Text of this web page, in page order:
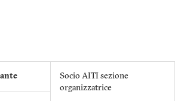
Socio AITI sezione
organizzatrice